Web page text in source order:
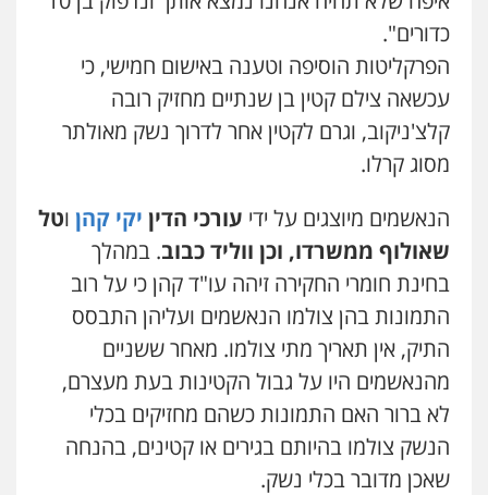
0547342002
עו"ד אלון קריטי
עו"ד זוהר ארבל
פלילי פשיעה חמורה מעצרים וחקירות
קטינים
0538788878
כדורים".
הפרקליטות הוסיפה וטענה באישום חמישי, כי
עכשאה צילם קטין בן שנתיים מחזיק רובה
קלצ'ניקוב, וגרם לקטין אחר לדרוך נשק מאולתר
מסוג קרלו.
הנאשמים מיוצגים על ידי עורכי הדין יקי קהן וטל
שאולוף ממשרדו, וכן ווליד כבוב. במהלך
בחינת חומרי החקירה זיהה עו"ד קהן כי על רוב
התמונות בהן צולמו הנאשמים ועליהן התבסס
התיק, אין תאריך מתי צולמו. מאחר ששניים
מהנאשמים היו על גבול הקטינות בעת מעצרם,
לא ברור האם התמונות כשהם מחזיקים בכלי
הנשק צולמו בהיותם בגירים או קטינים, בהנחה
שאכן מדובר בכלי נשק.